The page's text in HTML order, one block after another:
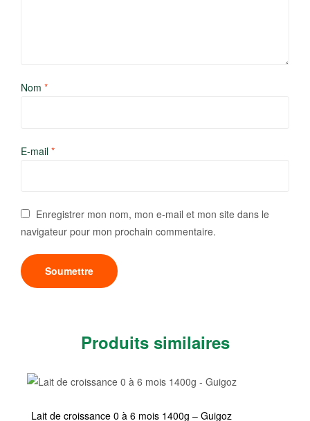
Nom *
E-mail *
Enregistrer mon nom, mon e-mail et mon site dans le
navigateur pour mon prochain commentaire.
Produits similaires
Lait de croissance 0 à 6 mois 1400g – Guigoz